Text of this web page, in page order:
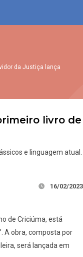
da Justiça lança
livro de
e linguagem atual.
16/02/2023
de Criciúma, está
A obra, composta por
será lançada em